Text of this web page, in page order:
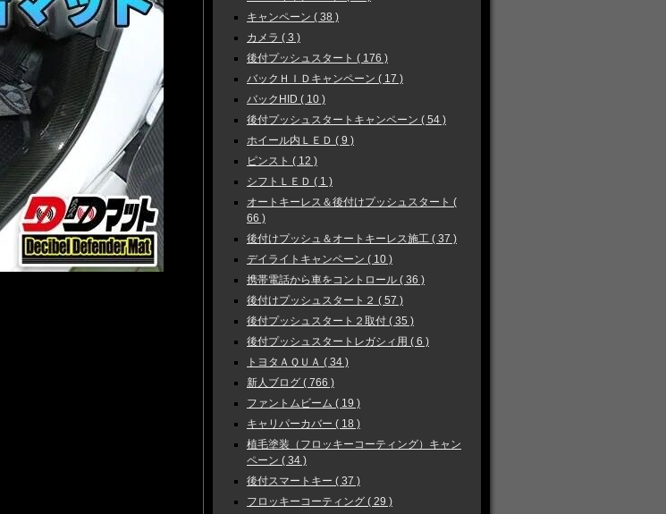
キャンペーン ( 38 )
カメラ ( 3 )
後付プッシュスタート ( 176 )
バックＨＩＤキャンペーン ( 17 )
バックHID ( 10 )
後付プッシュスタートキャンペーン ( 54 )
ホイール内ＬＥＤ ( 9 )
ピンスト ( 12 )
シフトＬＥＤ ( 1 )
オートキーレス＆後付けプッシュスタート (
66 )
後付けプッシュ＆オートキーレス施工 ( 37 )
デイライトキャンペーン ( 10 )
携帯電話から車をコントロール ( 36 )
後付けプッシュスタート２ ( 57 )
後付プッシュスタート２取付 ( 35 )
後付プッシュスタートレガシィ用 ( 6 )
トヨタＡＱＵＡ ( 34 )
新人ブログ ( 766 )
ファントムビーム ( 19 )
キャリパーカバー ( 18 )
植毛塗装（フロッキーコーティング）キャン
ペーン ( 34 )
後付スマートキー ( 37 )
フロッキーコーティング ( 29 )